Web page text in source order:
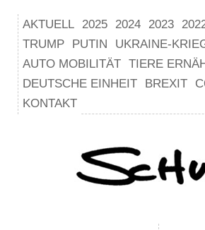
AKTUELL 2025 2024 2023
TRUMP
PUTIN UKRAINE-
AUTO MOBILITÄT TIERE
DEUTSCHE EINHEIT
BREXIT
KONTAKT